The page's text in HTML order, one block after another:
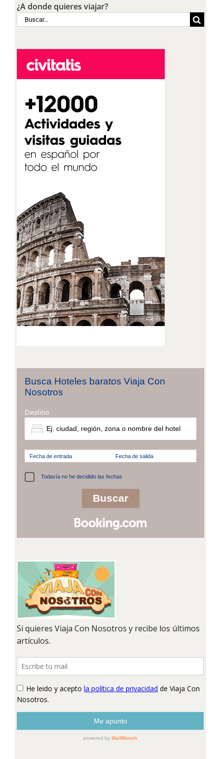
¿A donde quieres viajar?
Buscar:
Busca Hoteles baratos Viaja Con
Nosotros
Destino
Fecha de entrada Fecha de salida
Todavía no he decidido las fechas